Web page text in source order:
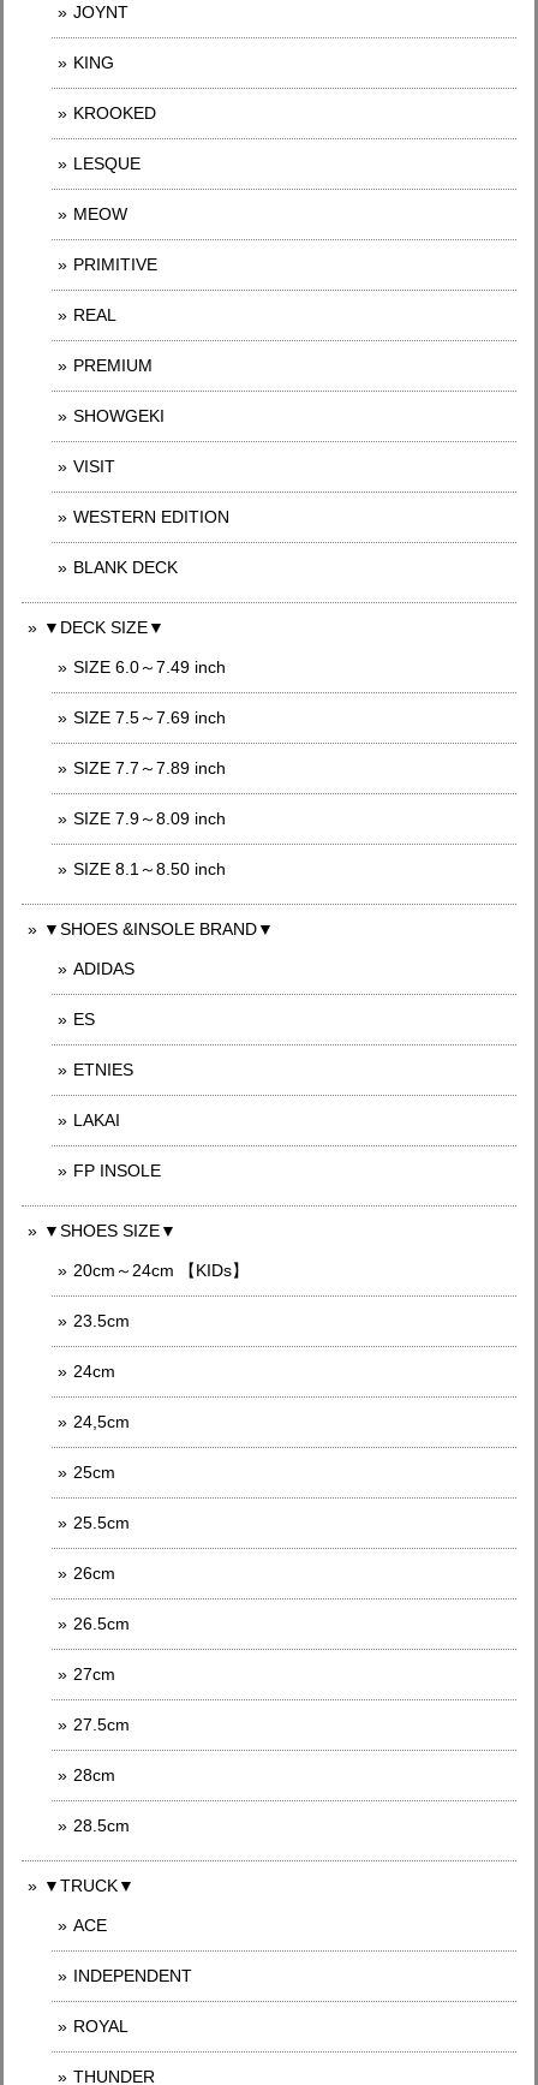
JOYNT
KING
KROOKED
LESQUE
MEOW
PRIMITIVE
REAL
PREMIUM
SHOWGEKI
VISIT
WESTERN EDITION
BLANK DECK
▼DECK SIZE▼
SIZE 6.0～7.49 inch
SIZE 7.5～7.69 inch
SIZE 7.7～7.89 inch
SIZE 7.9～8.09 inch
SIZE 8.1～8.50 inch
▼SHOES &INSOLE BRAND▼
ADIDAS
ES
ETNIES
LAKAI
FP INSOLE
▼SHOES SIZE▼
20cm～24cm 【KIDs】
23.5cm
24cm
24,5cm
25cm
25.5cm
26cm
26.5cm
27cm
27.5cm
28cm
28.5cm
▼TRUCK▼
ACE
INDEPENDENT
ROYAL
THUNDER